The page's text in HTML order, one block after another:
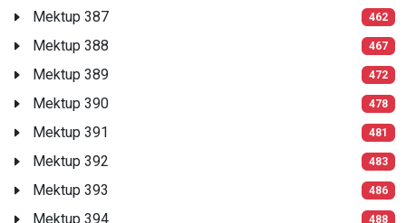
Mektup 387 462
Mektup 388 467
Mektup 389 472
Mektup 390 478
Mektup 391 481
Mektup 392 483
Mektup 393 486
Mektup 394 488